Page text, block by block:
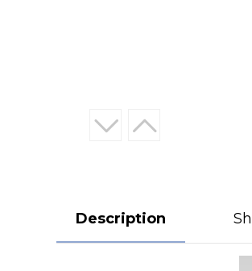
Description